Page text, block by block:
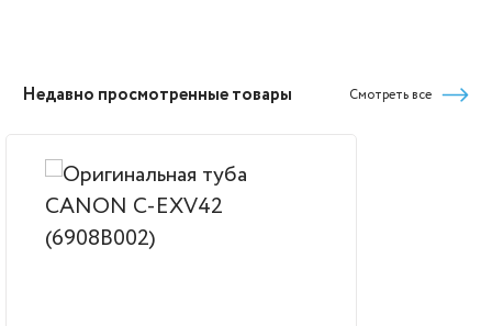
Недавно просмотренные товары Смотреть все